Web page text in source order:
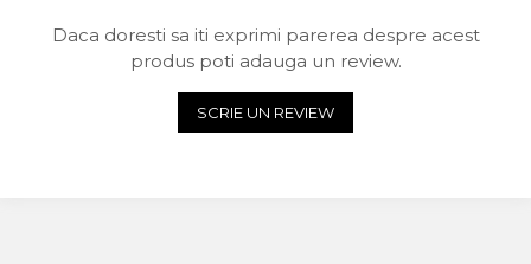
Daca doresti sa iti exprimi parerea despre acest
produs poti adauga un review.
SCRIE UN REVIEW